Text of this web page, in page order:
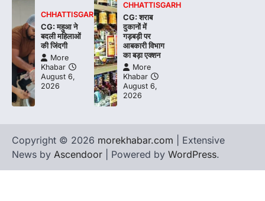
CHHATTISGARH
CG: महुआ ने
बदली महिलाओं
की जिंदगी
More
Khabar
August 6,
2026
CHHATTISGARH
CG: शराब
दुकानों में
गड़बड़ी पर
आबकारी विभाग
का बड़ा एक्शन
More
Khabar
August 6,
2026
Copyright © 2026 morekhabar.com | Extensive
News by Ascendoor | Powered by WordPress.